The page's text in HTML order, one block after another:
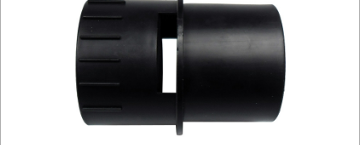
gwoździarek
kluczy
udarowych